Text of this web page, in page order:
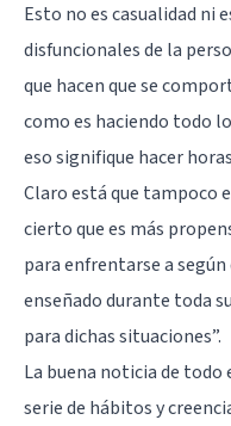
Esto no es casualidad ni
disfuncionales de la
que hacen que se
como es haciendo todo
eso signifique hacer
Claro está que tampoco
cierto que es más
para enfrentarse a
enseñado durante toda
para dichas situaciones”.
La buena noticia de todo
serie de hábitos y